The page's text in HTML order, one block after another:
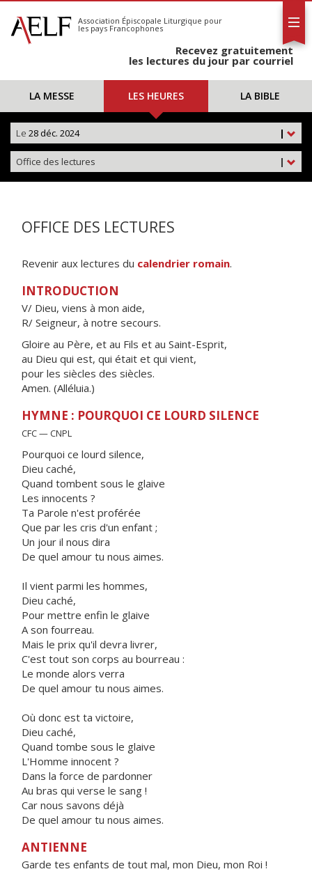
S'abonner
Calendrier
Association Épiscopale Liturgique pour
les pays Francophones
Recevez gratuitement
les lectures du jour par courriel
LA MESSE LES HEURES LA BIBLE
|
Le 28 déc. 2024
|
Office des lectures
OFFICE DES LECTURES
Revenir aux lectures du calendrier romain.
INTRODUCTION
V/ Dieu, viens à mon aide,
R/ Seigneur, à notre secours.
Gloire au Père, et au Fils et au Saint-Esprit,
au Dieu qui est, qui était et qui vient,
pour les siècles des siècles.
Amen. (Alléluia.)
HYMNE : POURQUOI CE LOURD SILENCE
CFC — CNPL
Pourquoi ce lourd silence,
Dieu caché,
Quand tombent sous le glaive
Les innocents ?
Ta Parole n'est proférée
Que par les cris d'un enfant ;
Un jour il nous dira
De quel amour tu nous aimes.
Il vient parmi les hommes,
Dieu caché,
Pour mettre enfin le glaive
A son fourreau.
Mais le prix qu'il devra livrer,
C'est tout son corps au bourreau :
Le monde alors verra
De quel amour tu nous aimes.
Où donc est ta victoire,
Dieu caché,
Quand tombe sous le glaive
L'Homme innocent ?
Dans la force de pardonner
Au bras qui verse le sang !
Car nous savons déjà
De quel amour tu nous aimes.
ANTIENNE
Garde tes enfants de tout mal, mon Dieu, mon Roi !